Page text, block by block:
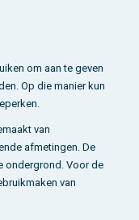
om aan te geven
Op die manier kun
van
afmetingen. De
ondergrond. Voor de
van